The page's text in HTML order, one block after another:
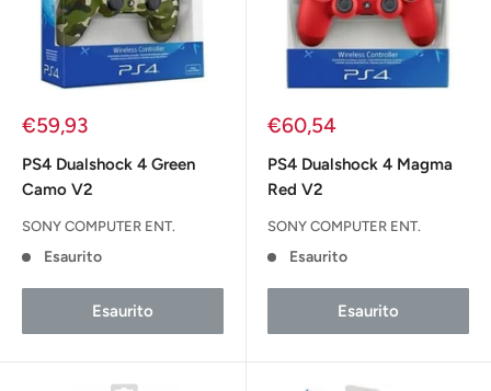
Prezzo
€59,93
PS4 Dualshock 4 Green
Camo V2
SONY COMPUTER ENT.
Esaurito
Esaurito
Prezzo
€60,54
PS4 Dualshock 4 Magma
Red V2
SONY COMPUTER ENT.
Esaurito
Esaurito